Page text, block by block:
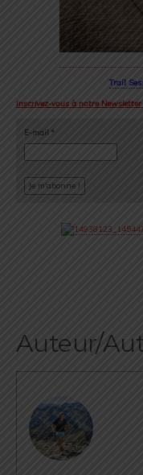
Trail
Inscrivez-vous à notre Newsletter
E-mail *
Auteur/